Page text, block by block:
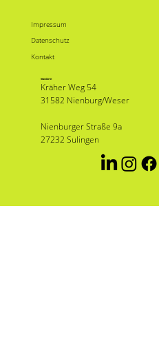
Standorte
Kräher Weg 54
31582 Nienburg/Weser
Nienburger Straße 9a
27232 Sulingen
Impressum
Kontakt
Datenschutz